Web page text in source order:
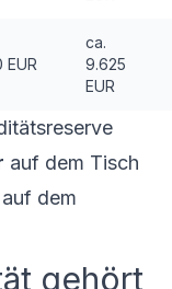
EUR
ca.
9.625
EUR
auf dem Tisch
dem
gehört